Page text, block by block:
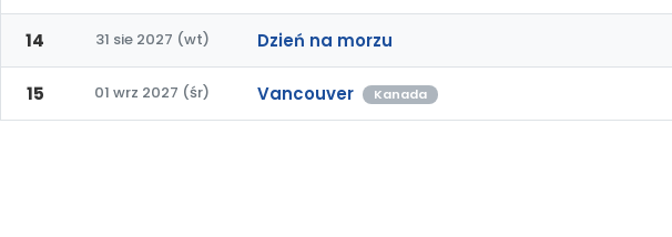
14 31 sie 2027 (wt) Dzień na morzu
15 01 wrz 2027 (śr) Vancouver Kanada